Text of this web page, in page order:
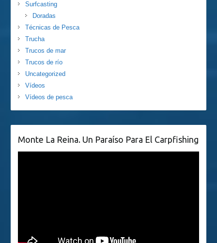
Surfcasting
Doradas
Técnicas de Pesca
Trucha
Trucos de mar
Trucos de río
Uncategorized
Vídeos
Vídeos de pesca
Monte La Reina. Un Paraíso Para El Carpfishing